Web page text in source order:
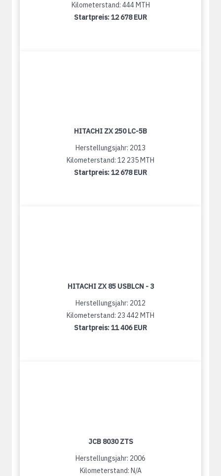
Kilometerstand: 444 MTH
Startpreis:12 678 EUR
HITACHI ZX 250 LC-5B
Herstellungsjahr: 2013
Kilometerstand: 12 235 MTH
Startpreis:12 678 EUR
HITACHI ZX 85 USBLCN - 3
Herstellungsjahr: 2012
Kilometerstand: 23 442 MTH
Startpreis:11 406 EUR
JCB 8030 ZTS
Herstellungsjahr: 2006
Kilometerstand: N/A